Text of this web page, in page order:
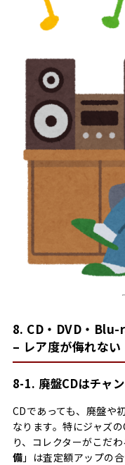
8. CD・DVD・Blu-
– レア度が侮れない
8-1. 廃盤CDはチャ
CDであっても、廃盤や
なります。特にジャズ
り、コレクターがこだ
備 」は査定額アップの合